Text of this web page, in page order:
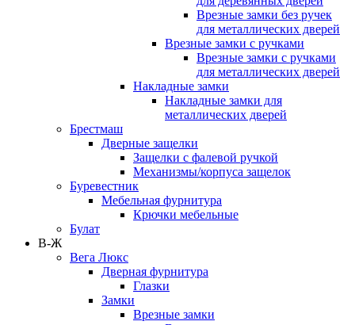
Врезные замки без ручек
для металлических дверей
Врезные замки с ручками
Врезные замки с ручками
для металлических дверей
Накладные замки
Накладные замки для
металлических дверей
Брестмаш
Дверные защелки
Защелки с фалевой ручкой
Механизмы/корпуса защелок
Буревестник
Мебельная фурнитура
Крючки мебельные
Булат
В-Ж
Вега Люкс
Дверная фурнитура
Глазки
Замки
Врезные замки